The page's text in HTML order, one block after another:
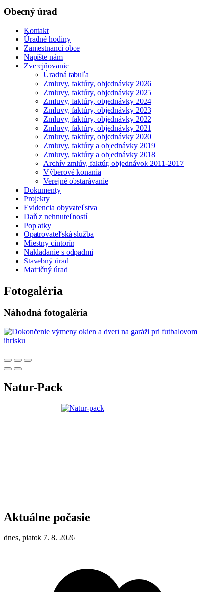
Obecný úrad
Kontakt
Úradné hodiny
Zamestnanci obce
Napíšte nám
Zverejňovanie
Úradná tabuľa
Zmluvy, faktúry, objednávky 2026
Zmluvy, faktúry, objednávky 2025
Zmluvy, faktúry, objednávky 2024
Zmluvy, faktúry, objednávky 2023
Zmluvy, faktúry, objednávky 2022
Zmluvy, faktúry, objednávky 2021
Zmluvy, faktúry, objednávky 2020
Zmluvy, faktúry a objednávky 2019
Zmluvy, faktúry a objednávky 2018
Archív zmlúv, faktúr, objednávok 2011-2017
Výberové konania
Verejné obstarávanie
Dokumenty
Projekty
Evidencia obyvateľstva
Daň z nehnuteľností
Poplatky
Opatrovateľská služba
Miestny cintorín
Nakladanie s odpadmi
Stavebný úrad
Matričný úrad
Fotogaléria
Náhodná fotogaléria
Natur-Pack
Aktuálne počasie
dnes, piatok 7. 8. 2026